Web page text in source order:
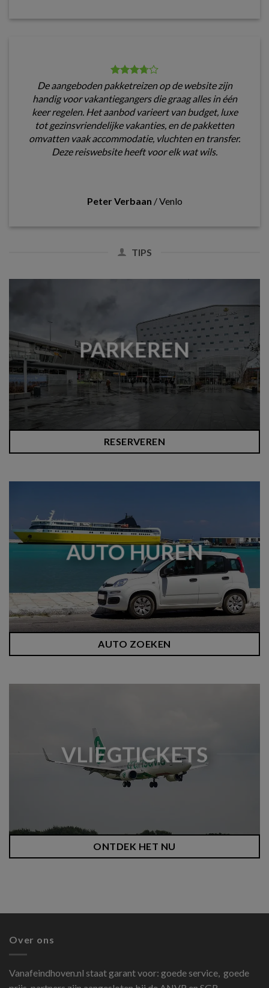
De aangeboden pakketreizen op de website zijn
handig voor vakantiegangers die graag alles in één
keer regelen. Het aanbod varieert van budget, luxe
tot gezinsvriendelijke vakanties, en de pakketten
omvatten vaak accommodatie, vluchten en transfer.
Deze reiswebsite heeft voor elk wat wils.
Peter Verbaan /Venlo
TIPS
PARKEREN
RESERVEREN
AUTO HUREN
AUTO ZOEKEN
VLIEGTICKETS
ONTDEK HET NU
Over ons
Vanafeindhoven.nl staat garant voor: goede service, goede